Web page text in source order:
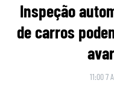
Inspeção
de carros
11:00 7